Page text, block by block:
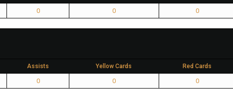
0 0 0
Assists Yellow Cards Red Cards
0 0 0